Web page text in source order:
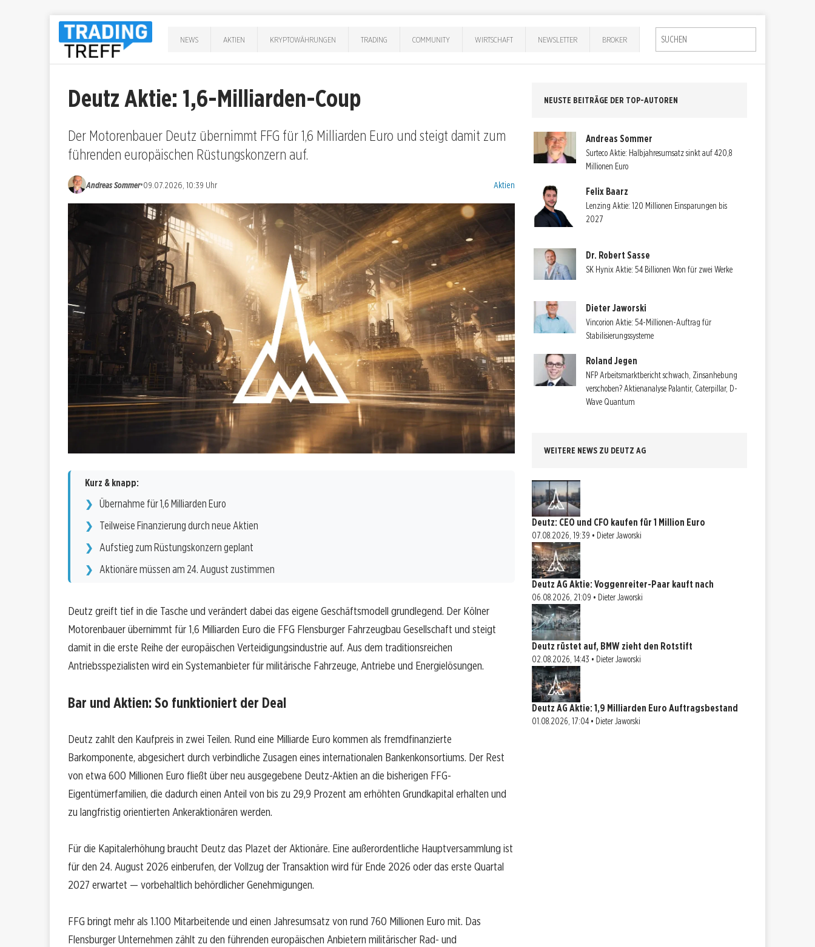
NEWS AKTIEN KRYPTOWÄHRUNGEN TRADING COMMUNITY WIRTSCHAFT NEWSLETTER BROKER
Deutz Aktie: 1,6-Milliarden-Coup
Der Motorenbauer Deutz übernimmt FFG für 1,6 Milliarden Euro und steigt damit zum
führenden europäischen Rüstungskonzern auf.
Andreas Sommer•09.07.2026, 10:39 Uhr Kategorien:
Aktien
Kurz & knapp:
Übernahme für 1,6 Milliarden Euro
Teilweise Finanzierung durch neue Aktien
Aufstieg zum Rüstungskonzern geplant
Aktionäre müssen am 24. August zustimmen
Deutz greift tief in die Tasche und verändert dabei das eigene Geschäftsmodell grundlegend. Der Kölner
Motorenbauer übernimmt für 1,6 Milliarden Euro die FFG Flensburger Fahrzeugbau Gesellschaft und steigt
damit in die erste Reihe der europäischen Verteidigungsindustrie auf. Aus dem traditionsreichen
Antriebsspezialisten wird ein Systemanbieter für militärische Fahrzeuge, Antriebe und Energielösungen.
Bar und Aktien: So funktioniert der Deal
Deutz zahlt den Kaufpreis in zwei Teilen. Rund eine Milliarde Euro kommen als fremdfinanzierte
Barkomponente, abgesichert durch verbindliche Zusagen eines internationalen Bankenkonsortiums. Der Rest
von etwa 600 Millionen Euro fließt über neu ausgegebene Deutz-Aktien an die bisherigen FFG-
Eigentümerfamilien, die dadurch einen Anteil von bis zu 29,9 Prozent am erhöhten Grundkapital erhalten und
zu langfristig orientierten Ankeraktionären werden.
Für die Kapitalerhöhung braucht Deutz das Plazet der Aktionäre. Eine außerordentliche Hauptversammlung ist
für den 24. August 2026 einberufen, der Vollzug der Transaktion wird für Ende 2026 oder das erste Quartal
2027 erwartet — vorbehaltlich behördlicher Genehmigungen.
FFG bringt mehr als 1.100 Mitarbeitende und einen Jahresumsatz von rund 760 Millionen Euro mit. Das
Flensburger Unternehmen zählt zu den führenden europäischen Anbietern militärischer Rad- und
NEUSTE BEITRÄGE DER TOP-AUTOREN
Andreas Sommer
Surteco Aktie: Halbjahresumsatz sinkt auf 420,8
Millionen Euro
Felix Baarz
Lenzing Aktie: 120 Millionen Einsparungen bis
2027
Dr. Robert Sasse
SK Hynix Aktie: 54 Billionen Won für zwei Werke
Dieter Jaworski
Vincorion Aktie: 54-Millionen-Auftrag für
Stabilisierungssysteme
Roland Jegen
NFP Arbeitsmarktbericht schwach, Zinsanhebung
verschoben? Aktienanalyse Palantir, Caterpillar, D-
Wave Quantum
WEITERE NEWS ZU DEUTZ AG
Deutz: CEO und CFO kaufen für 1 Million Euro
07.08.2026, 19:39 • Dieter Jaworski
Deutz AG Aktie: Voggenreiter-Paar kauft nach
06.08.2026, 21:09 • Dieter Jaworski
Deutz rüstet auf, BMW zieht den Rotstift
02.08.2026, 14:43 • Dieter Jaworski
Deutz AG Aktie: 1,9 Milliarden Euro Auftragsbestand
01.08.2026, 17:04 • Dieter Jaworski